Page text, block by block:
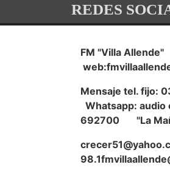
REDES
FM "Villa Allende"
Mensaje tel. fijo:
Whatsapp:
692700 "La